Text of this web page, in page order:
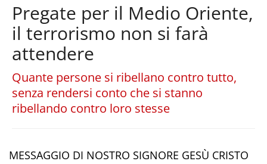
Pregate per il Medio Oriente,
il terrorismo non si farà
attendere
Quante persone si ribellano contro tutto,
senza rendersi conto che si stanno
ribellando contro loro stesse
MESSAGGIO DI NOSTRO SIGNORE GESÙ CRISTO